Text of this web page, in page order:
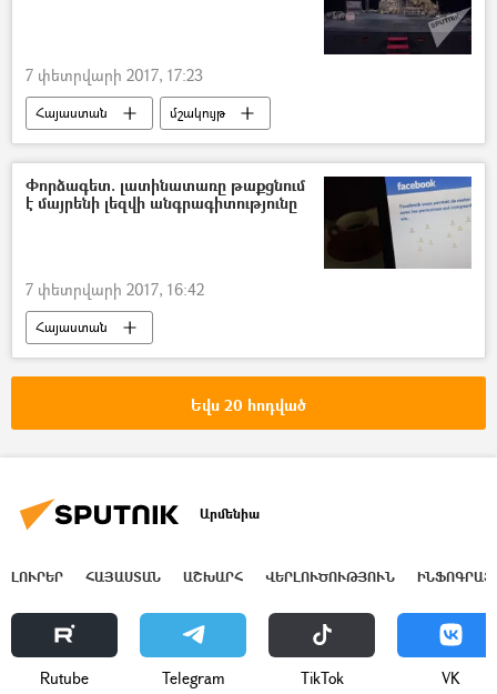
7 փետրվարի 2017, 17:23
Հայաստան մշակույթ
Փորձագետ. լատինատառը թաքցնում
է մայրենի լեզվի անգրագիտությունը
7 փետրվարի 2017, 16:42
Հայաստան
Եվս 20 հոդված
Արմենիա
ԼՈՒՐԵՐ ՀԱՅԱՍՏԱՆ ԱՇԽԱՐՀ ՎԵՐԼՈՒԾՈՒԹՅՈՒՆ
Rutube Telegram ТikТоk VK